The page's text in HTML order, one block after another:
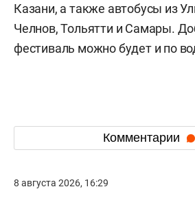
Казани, а также автобусы из
Челнов, Тольятти и Самары.
фестиваль можно будет и по
Комментарии
8 августа 2026, 16:29